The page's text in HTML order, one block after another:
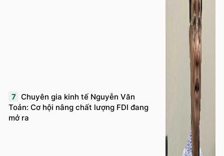
7 Chuyên gia kinh tế Nguyễn Văn
Toản: Cơ hội nâng chất lượng FDI đang
mở ra